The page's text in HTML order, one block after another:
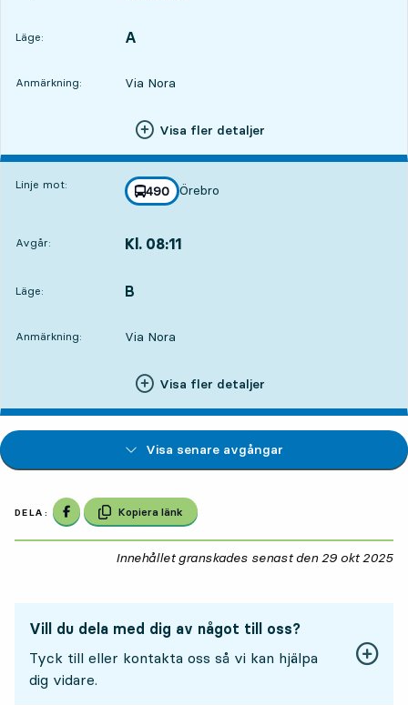
Läge:
LÄGE, A
,
Anmärkning: Via Nora
Visa fler detaljer
Linje mot: linje
490
mot
Örebro
,
Avgår: Kl. 08:11
Läge:
LÄGE, B
,
Anmärkning: Via Nora
Visa fler detaljer
Visa senare avgångar
DELA: Dela på Facebook
Kopiera länk
Innehållet granskades senast den 29 okt 2025
Vill du dela med dig av något till oss?
Tyck till eller kontakta oss så vi kan hjälpa
dig vidare.